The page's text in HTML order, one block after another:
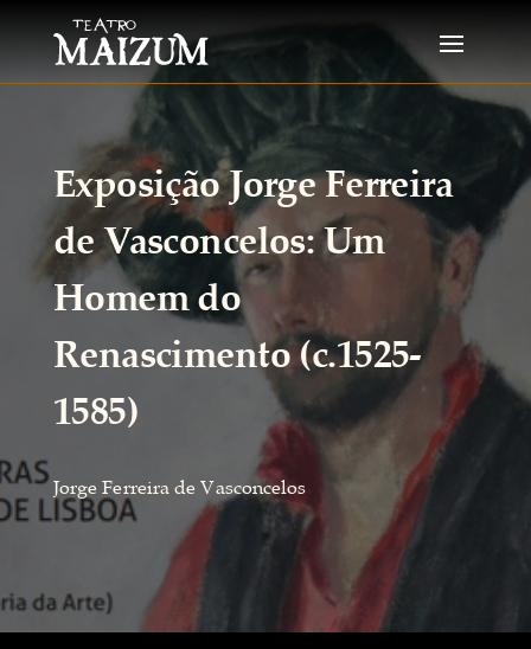
Exposição Jorge Ferreira
de Vasconcelos: Um
Homem do
Renascimento (c.1525-
1585)
Jorge Ferreira de Vasconcelos